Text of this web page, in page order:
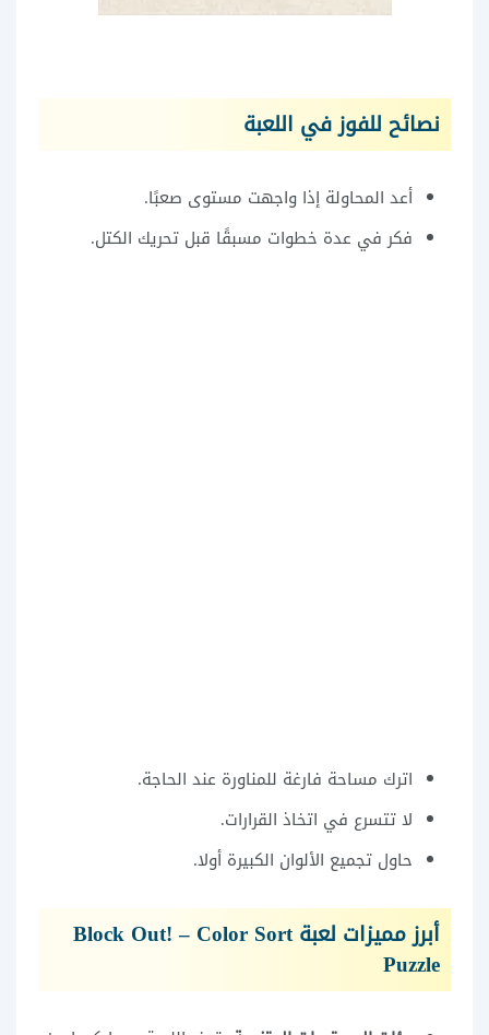
نصائح للفوز في اللعبة
أعد المحاولة إذا واجهت مستوى صعبًا.
فكر في عدة خطوات مسبقًا قبل تحريك الكتل.
اترك مساحة فارغة للمناورة عند الحاجة.
لا تتسرع في اتخاذ القرارات.
حاول تجميع الألوان الكبيرة أولا.
أبرز مميزات لعبة Block Out! – Color Sort
Puzzle